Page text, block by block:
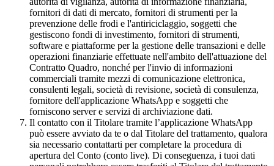
fornitori di dati di mercato, fornitori di strumenti per la
prevenzione delle frodi e l'antiriciclaggio, soggetti che
gestiscono fondi di investimento, fornitori di strumenti,
software e piattaforme per la gestione delle transazioni e delle
operazioni finanziarie effettuate nell'ambito dell'attuazione del
Contratto Quadro, nonché per l'invio di informazioni
commerciali tramite mezzi di comunicazione elettronica,
consulenti legali, società di revisione, società di consulenza,
fornitore dell'applicazione WhatsApp e soggetti che
forniscono server e servizi di archiviazione dati.
Il contatto con il Titolare tramite l’applicazione WhatsApp
può essere avviato da te o dal Titolare del trattamento, qualora
sia necessario contattarti per completare la procedura di
apertura del Conto (conto live). Di conseguenza, i tuoi dati